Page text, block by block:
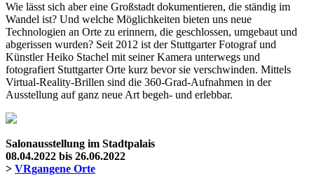
Wie lässt sich aber eine Großstadt dokumentieren, die ständig im
Wandel ist? Und welche Möglichkeiten bieten uns neue
Technologien an Orte zu erinnern, die geschlossen, umgebaut und
abgerissen wurden? Seit 2012 ist der Stuttgarter Fotograf und
Künstler Heiko Stachel mit seiner Kamera unterwegs und
fotografiert Stuttgarter Orte kurz bevor sie verschwinden. Mittels
Virtual-Reality-Brillen sind die 360-Grad-Aufnahmen in der
Ausstellung auf ganz neue Art begeh- und erlebbar.
Salonausstellung im Stadtpalais
08.04.2022 bis 26.06.2022
> VRgangene Orte